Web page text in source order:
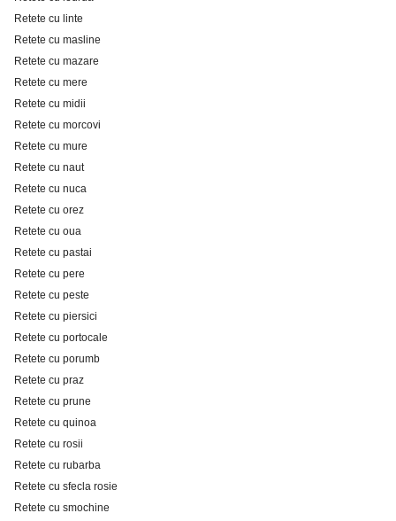
Retete cu linte
Retete cu masline
Retete cu mazare
Retete cu mere
Retete cu midii
Retete cu morcovi
Retete cu mure
Retete cu naut
Retete cu nuca
Retete cu orez
Retete cu oua
Retete cu pastai
Retete cu pere
Retete cu peste
Retete cu piersici
Retete cu portocale
Retete cu porumb
Retete cu praz
Retete cu prune
Retete cu quinoa
Retete cu rosii
Retete cu rubarba
Retete cu sfecla rosie
Retete cu smochine